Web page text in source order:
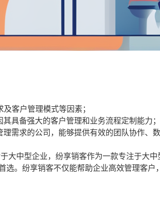
客户管理模式等因素；
具备强大的客户管理和业务流程定制能力；
需求的公司，能够提供有效的团队协作、数
大中型企业，纷享销客作为一款专注于大
选。纷享销客不仅能帮助企业高效管理客户